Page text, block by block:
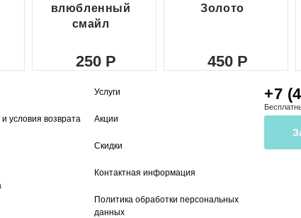
влюбленный
смайл
250
Золото
450
условия возврата
Услуги
Акции
Скидки
Контактная информация
Политика обработки персональных
данных
+7